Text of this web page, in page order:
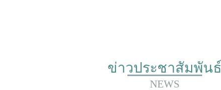
ข่าวประชาสัมพันธ์
NEWS